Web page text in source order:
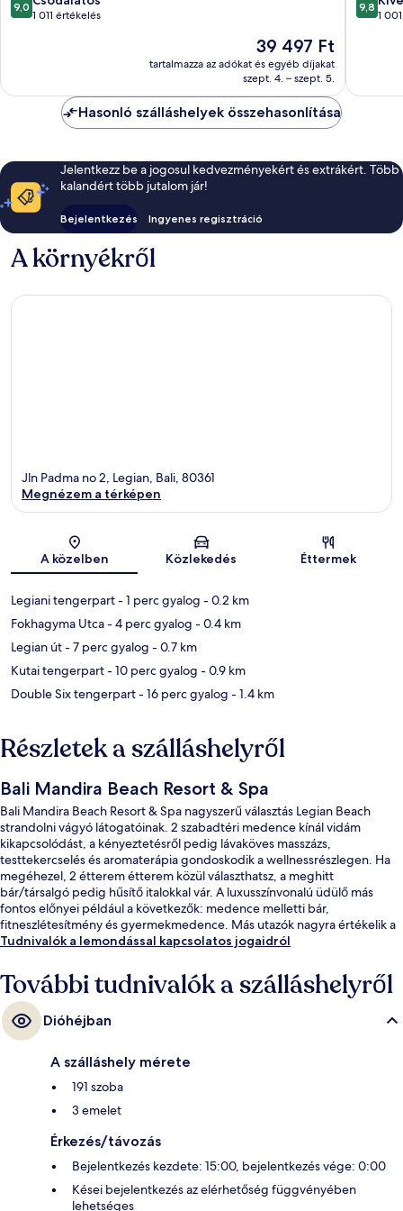
ennyiből:
9,0
1 011 értékelés
Az
ár
39 497 Ft
39 497 Ft
tartalmazza az adókat és egyéb díjakat
szept. 4. – szept. 5.
9,8
1
Hasonló szálláshelyek összehasonlítása
Jelentkezz be a jogosul kedvezményekért és extrákért. Több
kalandért több jutalom jár!
Bejelentkezés Ingyenes regisztráció
A környékről
Térkép
Jln Padma no 2, Legian, Bali, 80361
Megnézem a térképen
A közelben Közlekedés Éttermek
Legiani tengerpart- 1 perc gyalog - 0.2 km
Fokhagyma Utca- 4 perc gyalog - 0.4 km
Legian út- 7 perc gyalog - 0.7 km
Kutai tengerpart- 10 perc gyalog - 0.9 km
Double Six tengerpart- 16 perc gyalog - 1.4 km
Részletek a szálláshelyről
Bali Mandira Beach Resort & Spa
Bali Mandira Beach Resort & Spa nagyszerű választás Legian Beach
strandolni vágyó látogatóinak. 2 szabadtéri medence kínál vidám
kikapcsolódást, a kényeztetésről pedig lávaköves masszázs,
testtekercselés és aromaterápia gondoskodik a wellnessrészlegen. Ha
megéhezel, 2 étterem étterem közül választhatsz, a meghitt
bár/társalgó pedig hűsítő italokkal vár. A luxusszínvonalú üdülő más
fontos előnyei például a következők: medence melletti bár,
fitneszlétesítmény és gyermekmedence. Más utazók nagyra értékelik a
szálláshely következő jellemzőit: segítőkész személyzet és családbarát
Tudnivalók a lemondással kapcsolatos jogaidról
További tudnivalók a szálláshelyről
Dióhéjban
A szálláshely mérete
191 szoba
3 emelet
Érkezés/távozás
Bejelentkezés kezdete: 15:00, bejelentkezés vége: 0:00
Kései bejelentkezés az elérhetőség függvényében
lehetséges